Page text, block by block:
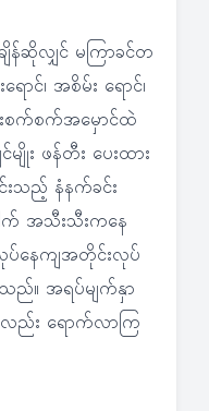
န်ဆိုလျှင် မကြာခင်တ
ာင်၊ အစိမ်း ရောင်၊
းစက်စက်အမှောင်ထဲ
ျိုး ဖန်တီး ပေးထား
သည့် နံနက်ခင်း
က် အသီးသီးကနေ
ပ်နေကျအတိုင်းလုပ်
ည်။ အရပ်မျက်နှာ
ည်း ရောက်လာကြ